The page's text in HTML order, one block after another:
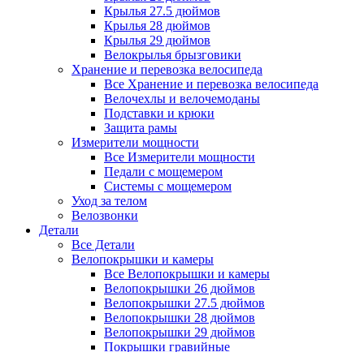
Крылья 27.5 дюймов
Крылья 28 дюймов
Крылья 29 дюймов
Велокрылья брызговики
Хранение и перевозка велосипеда
Все Хранение и перевозка велосипеда
Велочехлы и велочемоданы
Подставки и крюки
Защита рамы
Измерители мощности
Все Измерители мощности
Педали с мощемером
Системы с мощемером
Уход за телом
Велозвонки
Детали
Все Детали
Велопокрышки и камеры
Все Велопокрышки и камеры
Велопокрышки 26 дюймов
Велопокрышки 27.5 дюймов
Велопокрышки 28 дюймов
Велопокрышки 29 дюймов
Покрышки гравийные